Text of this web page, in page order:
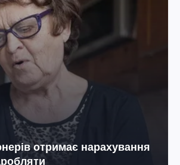
отримає нарахування